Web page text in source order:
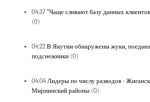
04:37 "Чаще сливают базу данных
(0)
04:22 В Якутии обнаружены жуки,
подснежники (0)
04:04 Лидеры по числу разводов -
Мирнинский районы (0)